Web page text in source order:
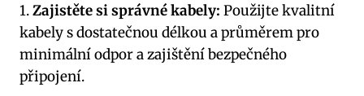
1.Zajistěte si správné kabely: Použijte kvalitní
kabely s dostatečnou délkou a průměrem pro
minimální odpor a zajištění bezpečného
připojení.